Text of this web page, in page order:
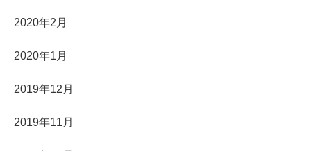
2020年2月
2020年1月
2019年12月
2019年11月